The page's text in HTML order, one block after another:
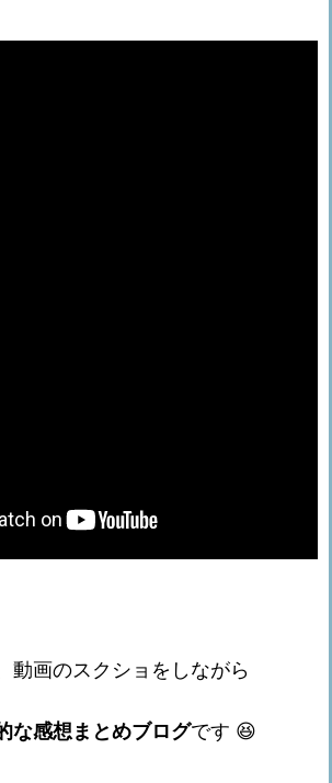
動画のスクショをしながら
な感想まとめブログです 😆